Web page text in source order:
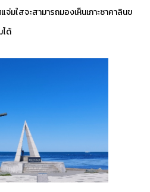
มใสจะสามารถมองเห็นเกาะซาคาลินข
ด้